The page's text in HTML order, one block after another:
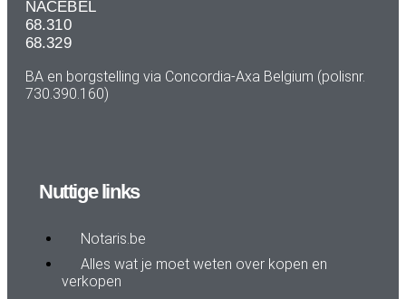
NACEBEL
68.310
68.329
BA en borgstelling via Concordia-Axa Belgium (polisnr.
730.390.160)
Nuttige links
Notaris.be
Alles wat je moet weten over kopen en
verkopen